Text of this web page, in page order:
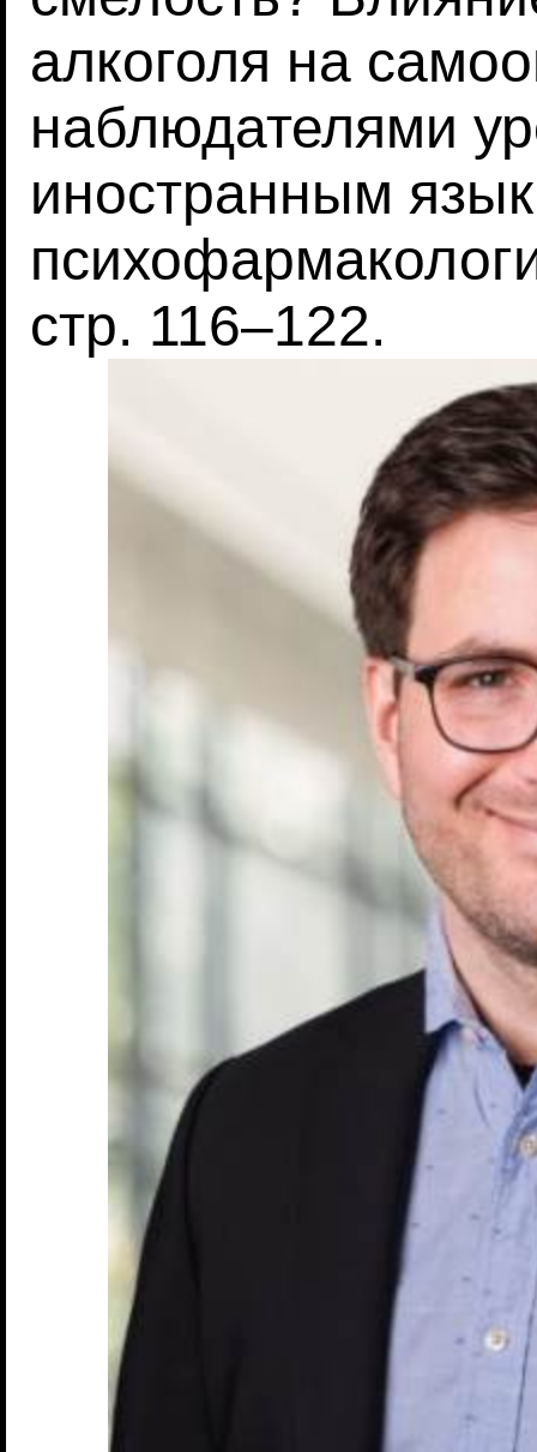
алкоголя на
наблюдателями
иностранным
стр. 116–122.